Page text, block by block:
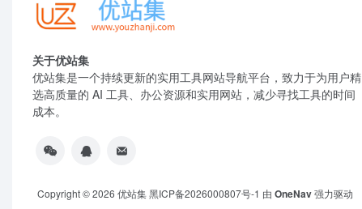
关于优站集
优站集是一个持续更新的实用工具网站导航平台，致力于为用户精
选高质量的 AI 工具、办公资源和实用网站，减少寻找工具的时间
成本。
Copyright © 2026 优站集黑ICP备2026000807号-1 由 OneNav强力驱动